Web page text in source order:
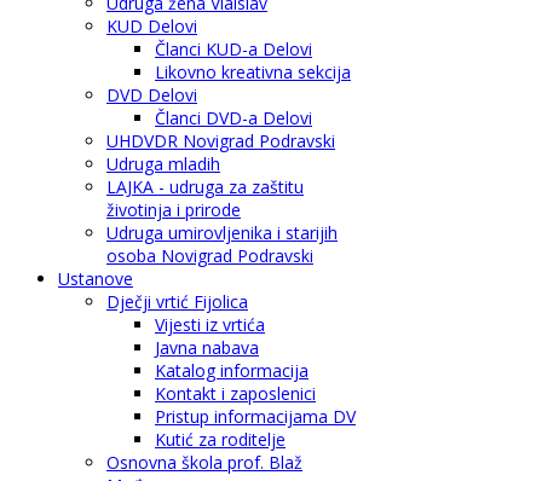
KUD Delovi
Članci KUD-a Delovi
Likovno kreativna sekcija
DVD Delovi
Članci DVD-a Delovi
UHDVDR Novigrad Podravski
Udruga mladih
LAJKA - udruga za zaštitu
životinja i prirode
Udruga umirovljenika i starijih
osoba Novigrad Podravski
Ustanove
Dječji vrtić Fijolica
Vijesti iz vrtića
Javna nabava
Katalog informacija
Kontakt i zaposlenici
Pristup informacijama DV
Kutić za roditelje
Osnovna škola prof. Blaž